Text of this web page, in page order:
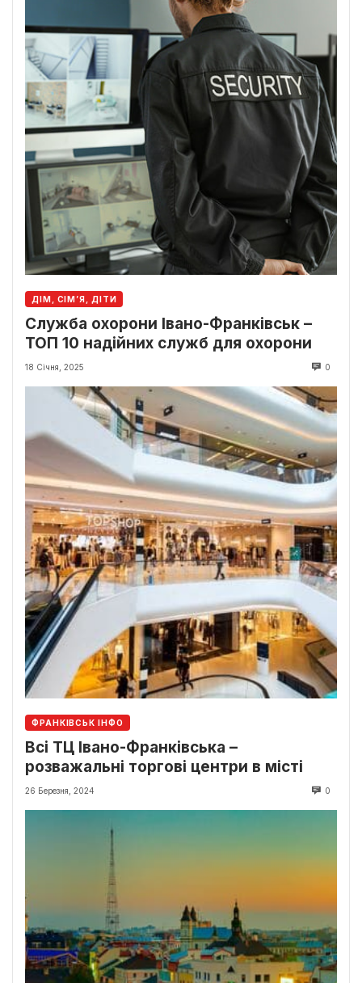
ДІМ, СІМ’Я, ДІТИ
Служба охорони Івано-Франківськ –
ТОП 10 надійних служб для охорони
18 Січня, 2025 0
ФРАНКІВСЬК ІНФО
Всі ТЦ Івано-Франківська –
розважальні торгові центри в місті
26 Березня, 2024 0